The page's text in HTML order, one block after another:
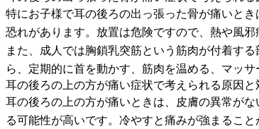
特にお子様で耳の後ろの出っ張った骨が痛いと
恐れがあります。放置は危険ですので、熱や風
また、成人では胸鎖乳突筋という筋肉が付着す
ら、定期的に首を動かす、筋肉を温める、マッサ
耳の後ろの上の方が痛い症状で考えられる原因と
耳の後ろの上の方が痛いときは、皮膚の異常が
る可能性が高いです。冷やすと痛みが強まるこ